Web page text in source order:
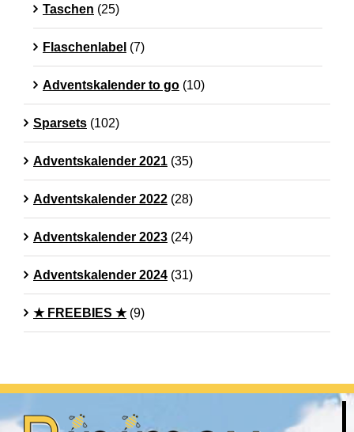
Taschen (25)
Flaschenlabel (7)
Adventskalender to go (10)
Sparsets (102)
Adventskalender 2021 (35)
Adventskalender 2022 (28)
Adventskalender 2023 (24)
Adventskalender 2024 (31)
★ FREEBIES ★ (9)